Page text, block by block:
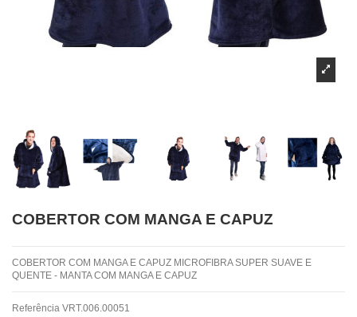
COBERTOR COM MANGA E CAPUZ
COBERTOR COM MANGA E CAPUZ MICROFIBRA SUPER SUAVE E
QUENTE - MANTA COM MANGA E CAPUZ
Referência VRT.006.00051